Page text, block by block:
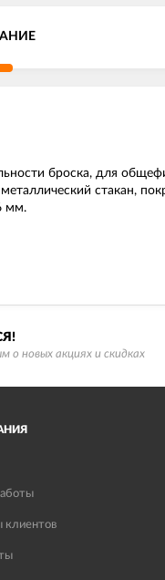
броска, для
стакан,
мм.
о новых акциях и скидках
клиентов